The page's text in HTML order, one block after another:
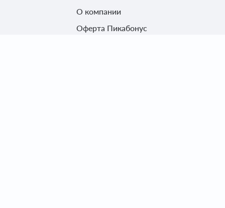
О компании
Оферта Пикабонус